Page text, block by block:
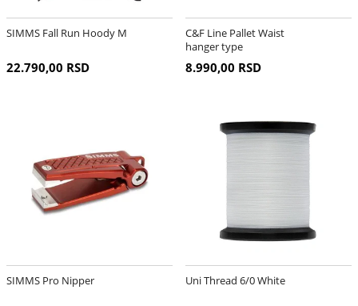
SIMMS Fall Run Hoody M
22.790,00 RSD
C&F Line Pallet Waist
hanger type
8.990,00 RSD
SIMMS Pro Nipper Uni Thread 6/0 White